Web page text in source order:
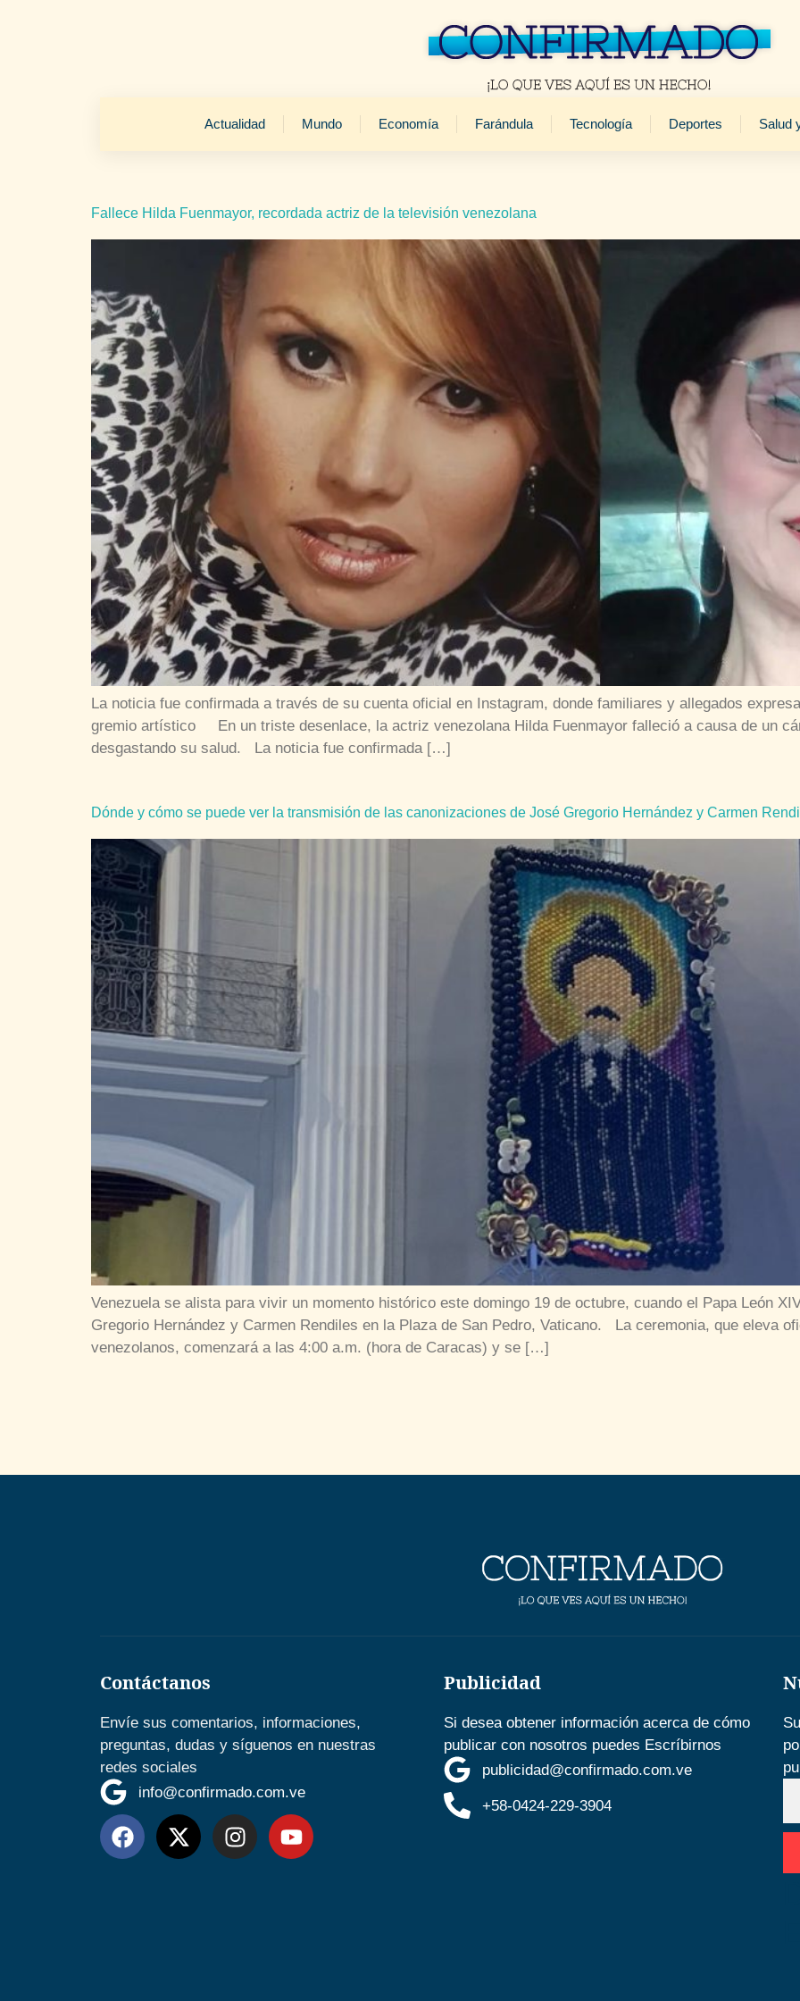
Actualidad Mundo Economía Farándula Tecnología Deportes Salud
Fallece Hilda Fuenmayor, recordada actriz de la televisión venezolana
La noticia fue confirmada a través de su cuenta oficial en Instagram, donde familiares y allegados
gremio artístico En un triste desenlace, la actriz venezolana Hilda Fuenmayor falleció a causa de un
desgastando su salud. La noticia fue confirmada […]
Dónde y cómo se puede ver la transmisión de las canonizaciones de José Gregorio Hernández y Carmen
Venezuela se alista para vivir un momento histórico este domingo 19 de octubre, cuando el Papa León
Gregorio Hernández y Carmen Rendiles en la Plaza de San Pedro, Vaticano. La ceremonia, que eleva
venezolanos, comenzará a las 4:00 a.m. (hora de Caracas) y se […]
Contáctanos
Envíe sus comentarios, informaciones,
preguntas, dudas y síguenos en nuestras
redes sociales
info@confirmado.com.ve
Publicidad
Si desea obtener información acerca de cómo
publicar con nosotros puedes Escríbirnos
publicidad@confirmado.com.ve
+58-0424-229-3904